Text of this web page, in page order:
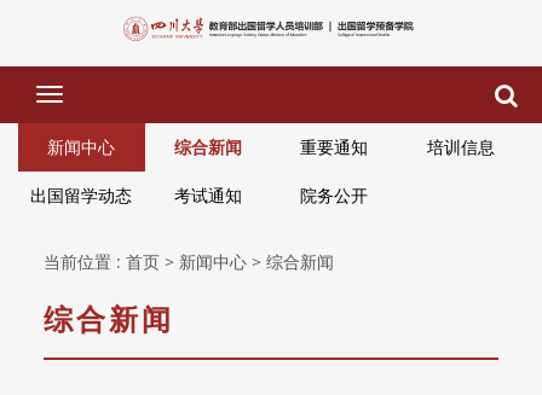
下
拉
菜
单
新闻中心 综合新闻 重要通知 培训信息
出国留学动态 考试通知 院务公开
当前位置 : 首页 > 新闻中心 > 综合新闻
综合新闻